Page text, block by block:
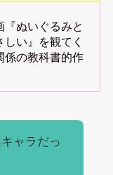
『ぬいぐるみと
い』を観てく
係の教科書的作
ャラだっ